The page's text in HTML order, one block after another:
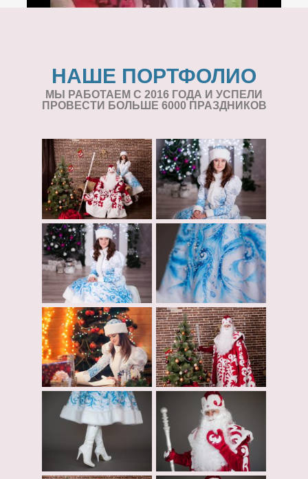
НАШЕ ПОРТФОЛИО
МЫ РАБОТАЕМ С 2016 ГОДА И УСПЕЛИ
ПРОВЕСТИ БОЛЬШЕ 6000 ПРАЗДНИКОВ